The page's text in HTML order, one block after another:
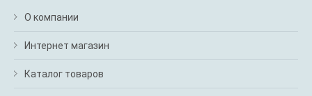
О компании
Интернет магазин
Каталог товаров